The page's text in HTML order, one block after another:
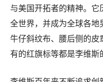
与美国开拓者的精神。
全世界，并成为全球各
牛仔斜纹布、腰后侧的皮
有的红旗标等都是李维斯